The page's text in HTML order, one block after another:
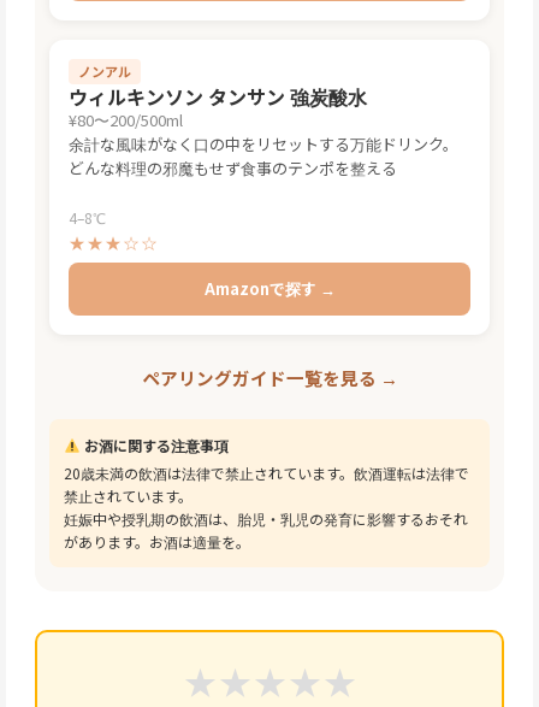
ノンアル
ウィルキンソン タンサン 強炭酸水
¥80〜200/500ml
余計な風味がなく口の中をリセットする万能ドリンク。
どんな料理の邪魔もせず食事のテンポを整える
4–8℃
★★★☆☆
Amazonで探す →
ペアリングガイド一覧を見る →
お酒に関する注意事項
20歳未満の飲酒は法律で禁止されています。飲酒運転は法律で
禁止されています。
妊娠中や授乳期の飲酒は、胎児・乳児の発育に影響するおそれ
があります。お酒は適量を。
★
★
★
★
★